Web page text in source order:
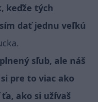
keďže tých
dať jednu veľkú
sľub, ale náš
pre to viac ako
ako si užívaš